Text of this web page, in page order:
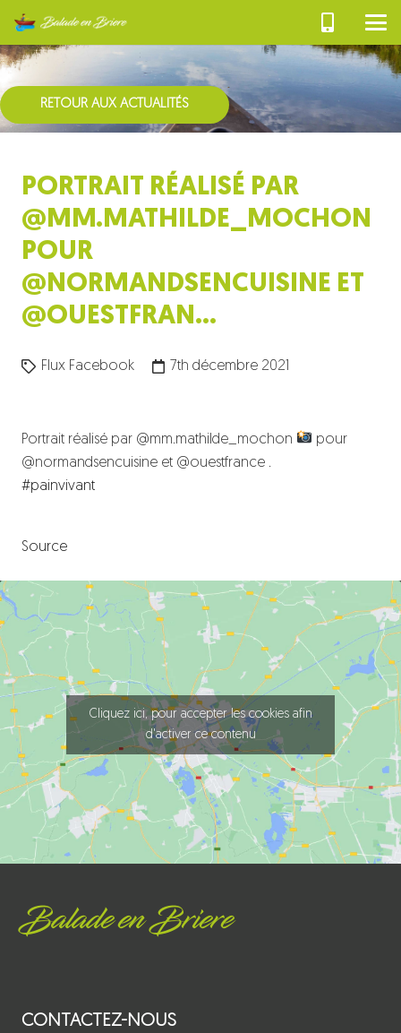
RETOUR AUX ACTUALITÉS
PORTRAIT RÉALISÉ PAR
@MM.MATHILDE_MOCHON
POUR
@NORMANDSENCUISINE ET
@OUESTFRAN…
Flux Facebook 7th décembre 2021
Portrait réalisé par @mm.mathilde_mochon
pour
@normandsencuisine et @ouestfrance .
#painvivant
Source
Cliquez ici, pour accepter les cookies afin
d'activer ce contenu
Balade en Briere
CONTACTEZ-NOUS